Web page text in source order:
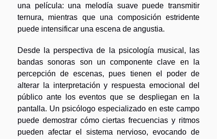
una película: una melodía suave puede transmitir
ternura, mientras que una composición estridente
puede intensificar una escena de angustia.
Desde la perspectiva de la psicología musical, las
bandas sonoras son un componente clave en la
percepción de escenas, pues tienen el poder de
alterar la interpretación y respuesta emocional del
público ante los eventos que se despliegan en la
pantalla. Un psicólogo especializado en este campo
puede demostrar cómo ciertas frecuencias y ritmos
pueden afectar el sistema nervioso, evocando de